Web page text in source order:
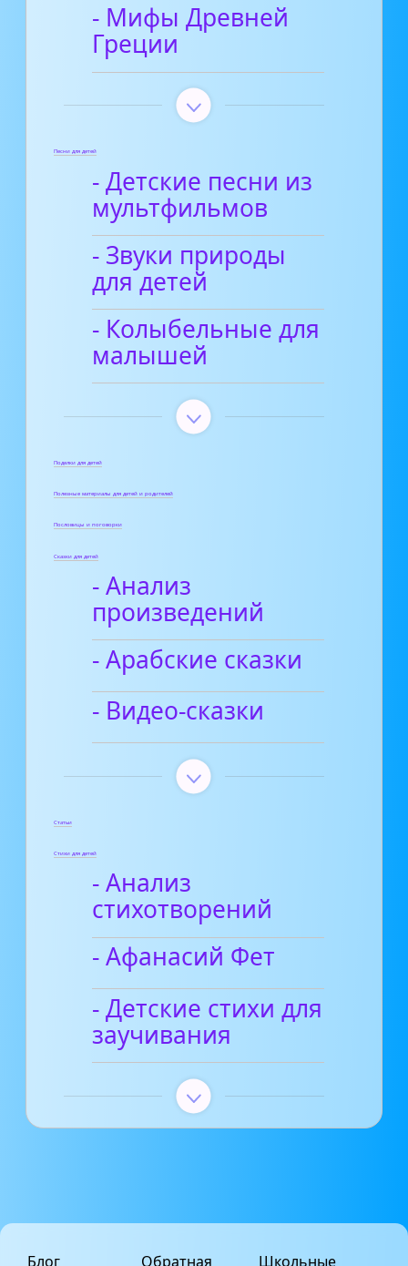
- Мифы Древней
Греции
Песни для детей
- Детские песни из
мультфильмов
- Звуки природы
для детей
- Колыбельные для
малышей
Поделки для детей
Полезные материалы для детей и родителей
Пословицы и поговорки
Сказки для детей
- Анализ
произведений
- Арабские сказки
- Видео-сказки
Статьи
Стихи для детей
- Анализ
стихотворений
- Афанасий Фет
- Детские стихи для
заучивания
Блог Обратная Школьные